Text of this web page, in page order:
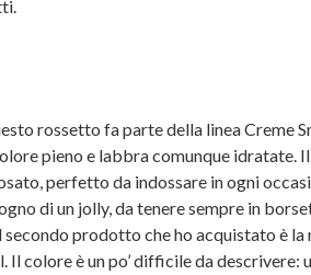
rossetto fa parte della linea Creme
pieno e labbra comunque idratate.
perfetto da indossare in ogni
di un jolly, da tenere sempre in
prodotto che ho acquistato è la
Il colore è un po’ difficile da